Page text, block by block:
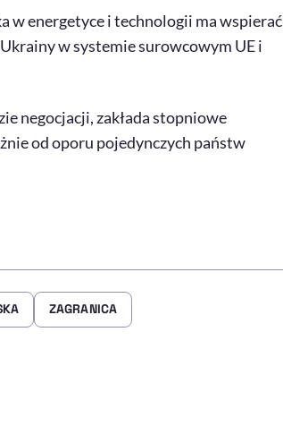
w energetyce i technologii ma wspierać
w systemie surowcowym UE i
negocjacji, zakłada stopniowe
od oporu pojedynczych państw
ZAGRANICA
e-mail